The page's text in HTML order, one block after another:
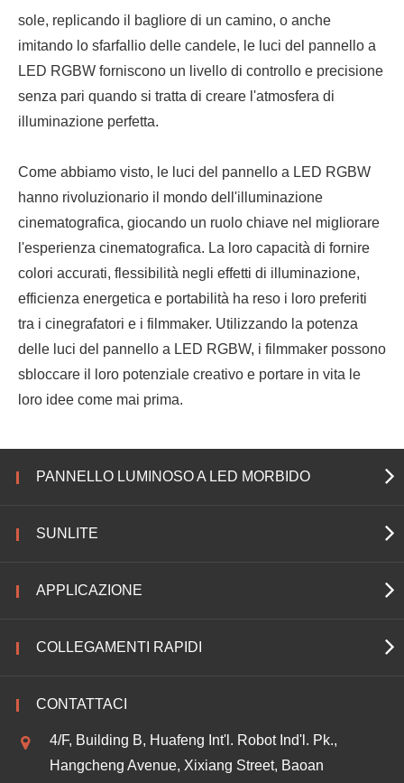
sole, replicando il bagliore di un camino, o anche
imitando lo sfarfallio delle candele, le luci del pannello a
LED RGBW forniscono un livello di controllo e precisione
senza pari quando si tratta di creare l'atmosfera di
illuminazione perfetta.
Come abbiamo visto, le luci del pannello a LED RGBW
hanno rivoluzionario il mondo dell'illuminazione
cinematografica, giocando un ruolo chiave nel migliorare
l'esperienza cinematografica. La loro capacità di fornire
colori accurati, flessibilità negli effetti di illuminazione,
efficienza energetica e portabilità ha reso i loro preferiti
tra i cinegrafatori e i filmmaker. Utilizzando la potenza
delle luci del pannello a LED RGBW, i filmmaker possono
sbloccare il loro potenziale creativo e portare in vita le
loro idee come mai prima.
PANNELLO LUMINOSO A LED MORBIDO
SUNLITE
APPLICAZIONE
COLLEGAMENTI RAPIDI
CONTATTACI
4/F, Building B, Huafeng Int'l. Robot Ind'l. Pk.,
Hangcheng Avenue, Xixiang Street, Baoan